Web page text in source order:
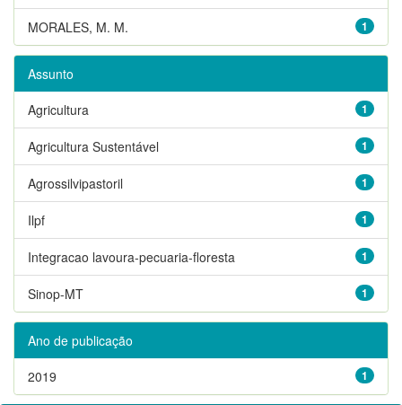
1
MORALES, M. M.
Assunto
1
Agricultura
1
Agricultura Sustentável
1
Agrossilvipastoril
1
Ilpf
1
Integracao lavoura-pecuaria-floresta
1
Sinop-MT
Ano de publicação
1
2019